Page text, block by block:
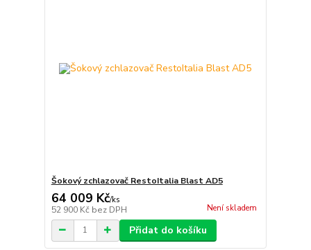
Šokový zchlazovač RestoItalia Blast AD5
64 009 Kč/ks
52 900 Kč bez DPH Není skladem
Přidat do košíku